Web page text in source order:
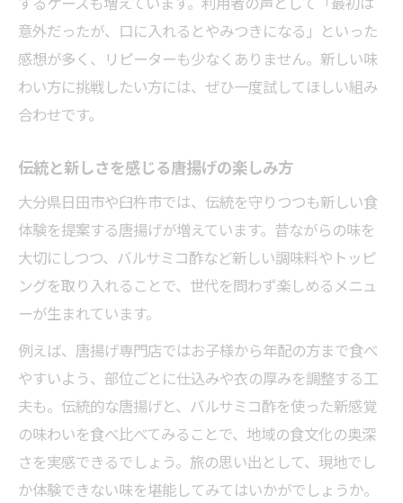
するケースも増えています。利用者の声として「最初は
意外だったが、口に入れるとやみつきになる」といった
感想が多く、リピーターも少なくありません。新しい味
わい方に挑戦したい方には、ぜひ一度試してほしい組み
合わせです。
伝統と新しさを感じる唐揚げの楽しみ方
大分県日田市や臼杵市では、伝統を守りつつも新しい食
体験を提案する唐揚げが増えています。昔ながらの味を
大切にしつつ、バルサミコ酢など新しい調味料やトッピ
ングを取り入れることで、世代を問わず楽しめるメニュ
ーが生まれています。
例えば、唐揚げ専門店ではお子様から年配の方まで食べ
やすいよう、部位ごとに仕込みや衣の厚みを調整する工
夫も。伝統的な唐揚げと、バルサミコ酢を使った新感覚
の味わいを食べ比べてみることで、地域の食文化の奥深
さを実感できるでしょう。旅の思い出として、現地でし
か体験できない味を堪能してみてはいかがでしょうか。